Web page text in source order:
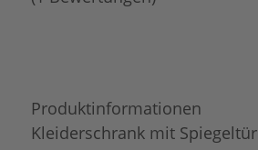
Produktinformationen
Kleiderschrank mit Spiegeltür